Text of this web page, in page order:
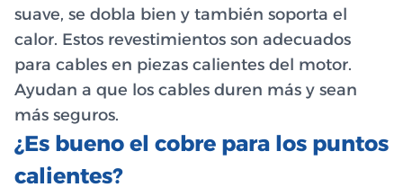
suave, se dobla bien y también soporta el
calor. Estos revestimientos son adecuados
para cables en piezas calientes del motor.
Ayudan a que los cables duren más y sean
más seguros.
¿Es bueno el cobre para los puntos
calientes?